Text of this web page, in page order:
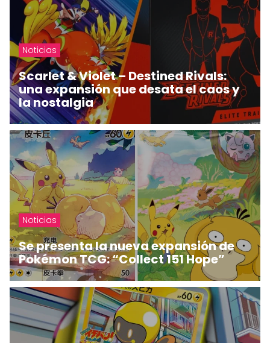
Noticias
Scarlet & Violet – Destined Rivals:
una expansión que desata el caos y
la nostalgia
Noticias
Se presenta la nueva expansión de
Pokémon TCG: “Collect 151 Hope”